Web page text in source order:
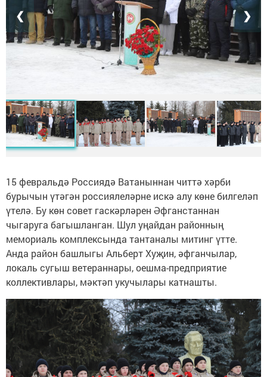
❮ ❯
15 февральдә Россиядә Ватаныннан читтә хәрби
бурычын үтәгән россиялеләрне искә алу көне билгеләп
үтелә. Бу көн совет гаскәрләрен Әфганстаннан
чыгаруга багышланган. Шул уңайдан районның
мемориаль комплексында тантаналы митинг үтте.
Анда район башлыгы Альберт Хуҗин, әфганчылар,
локаль сугыш ветераннары, оешма-предприятие
коллективлары, мәктәп укучылары катнашты.